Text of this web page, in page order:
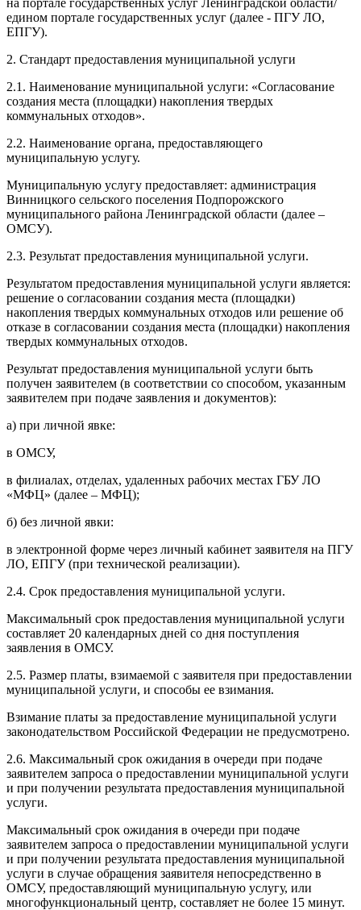
едином портале государственных услуг (далее - ПГУ ЛО,
ЕПГУ).
2. Стандарт предоставления муниципальной услуги
2.1. Наименование муниципальной услуги: «Согласование
создания места (площадки) накопления твердых
коммунальных отходов».
2.2. Наименование органа, предоставляющего
муниципальную услугу.
Муниципальную услугу предоставляет: администрация
Винницкого сельского поселения Подпорожского
муниципального района Ленинградской области (далее –
ОМСУ).
2.3. Результат предоставления муниципальной услуги.
Результатом предоставления муниципальной услуги является:
решение о согласовании создания места (площадки)
накопления твердых коммунальных отходов или решение об
отказе в согласовании создания места (площадки) накопления
твердых коммунальных отходов.
Результат предоставления муниципальной услуги быть
получен заявителем (в соответствии со способом, указанным
заявителем при подаче заявления и документов):
а) при личной явке:
в ОМСУ,
в филиалах, отделах, удаленных рабочих местах ГБУ ЛО
«МФЦ» (далее – МФЦ);
б) без личной явки:
в электронной форме через личный кабинет заявителя на ПГУ
ЛО, ЕПГУ (при технической реализации).
2.4. Срок предоставления муниципальной услуги.
Максимальный срок предоставления муниципальной услуги
составляет 20 календарных дней со дня поступления
заявления в ОМСУ.
2.5. Размер платы, взимаемой с заявителя при предоставлении
муниципальной услуги, и способы ее взимания.
Взимание платы за предоставление муниципальной услуги
законодательством Российской Федерации не предусмотрено.
2.6. Максимальный срок ожидания в очереди при подаче
заявителем запроса о предоставлении муниципальной услуги
и при получении результата предоставления муниципальной
услуги.
Максимальный срок ожидания в очереди при подаче
заявителем запроса о предоставлении муниципальной услуги
и при получении результата предоставления муниципальной
услуги в случае обращения заявителя непосредственно в
ОМСУ, предоставляющий муниципальную услугу, или
многофункциональный центр, составляет не более 15 минут.